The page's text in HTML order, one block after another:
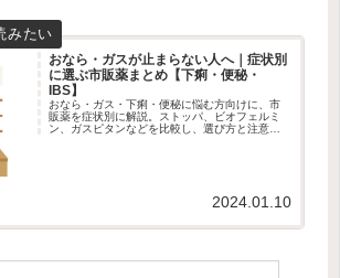
おなら・ガスが止まらない人へ｜症状別
に選ぶ市販薬まとめ【下痢・便秘・
IBS】
おなら・ガス・下痢・便秘に悩む方向けに、市
販薬を症状別に解説。ストッパ、ビオフェルミ
ン、ガスピタンなどを比較し、選び方と注意点
2024.01.10